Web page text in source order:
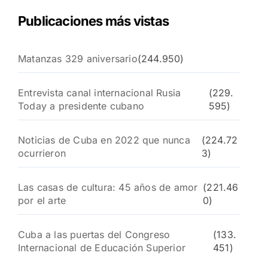
Publicaciones más vistas
Matanzas 329 aniversario(244.950)
Entrevista canal internacional Rusia
Today a presidente cubano
(229.
595)
Noticias de Cuba en 2022 que nunca
ocurrieron
(224.72
3)
Las casas de cultura: 45 años de amor
por el arte
(221.46
0)
Cuba a las puertas del Congreso
Internacional de Educación Superior
(133.
451)